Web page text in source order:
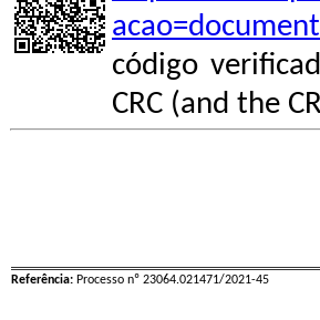
código
CRC (and the
Referência: Processo nº 23064.021471/2021-45